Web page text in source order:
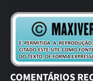
COMENTÁRIOS